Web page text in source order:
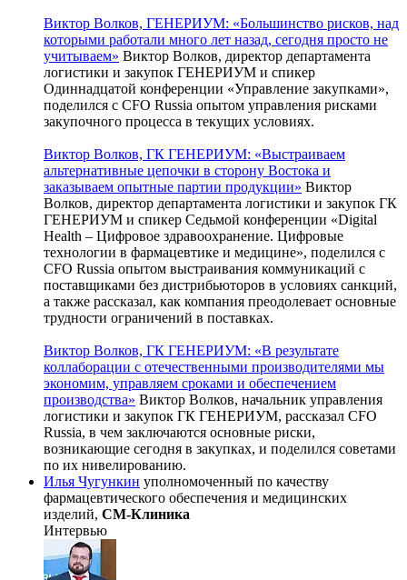
Виктор Волков, ГЕНЕРИУМ: «Большинство рисков, над
которыми работали много лет назад, сегодня просто не
учитываем» Виктор Волков, директор департамента
логистики и закупок ГЕНЕРИУМ и спикер
Одиннадцатой конференции «Управление закупками»,
поделился с CFO Russia опытом управления рисками
закупочного процесса в текущих условиях.
Виктор Волков, ГК ГЕНЕРИУМ: «Выстраиваем
альтернативные цепочки в сторону Востока и
заказываем опытные партии продукции» Виктор
Волков, директор департамента логистики и закупок ГК
ГЕНЕРИУМ и спикер Седьмой конференции «Digital
Health – Цифровое здравоохранение. Цифровые
технологии в фармацевтике и медицине», поделился с
CFO Russia опытом выстраивания коммуникаций с
поставщиками без дистрибьюторов в условиях санкций,
а также рассказал, как компания преодолевает основные
трудности ограничений в поставках.
Виктор Волков, ГК ГЕНЕРИУМ: «В результате
коллаборации с отечественными производителями мы
экономим, управляем сроками и обеспечением
производства» Виктор Волков, начальник управления
логистики и закупок ГК ГЕНЕРИУМ, рассказал CFO
Russia, в чем заключаются основные риски,
возникающие сегодня в закупках, и поделился советами
по их нивелированию.
Илья Чугункин уполномоченный по качеству
фармацевтического обеспечения и медицинских
изделий, СМ-Клиника
Интервью